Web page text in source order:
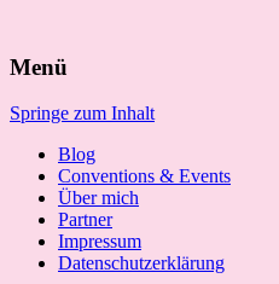
nach:
Menü
Springe zum Inhalt
Blog
Conventions & Events
Über mich
Partner
Impressum
Datenschutzerklärung